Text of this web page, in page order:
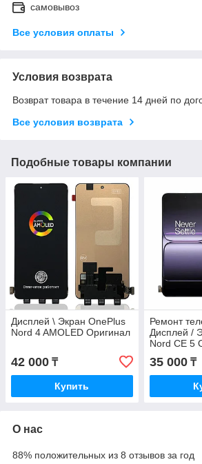
самовывоз
Все условия оплаты
Условия возврата
Возврат товара в течение 14 дней по
Все условия возврата
Подобные товары компании
Дисплей \ Экран OnePlus
Nord 4 AMOLED Оригинал
42 000 ₸
Купить
Ремонт
Дисплей /
Nord CE 5
35 000₸
О нас
88% положительных из 8 отзывов за год